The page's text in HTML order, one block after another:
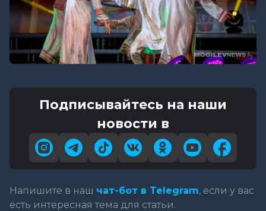
Подписывайтесь на наши
новости в
Напишите в наш чат-бот в Telegram, если у вас
есть интересная тема для статьи.